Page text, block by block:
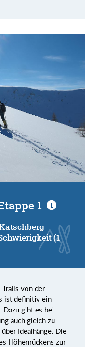
1
(1
von der
ist definitiv ein
Dazu gibt es bei
auch gleich zu
Idealhänge. Die
Höhenrückens zur